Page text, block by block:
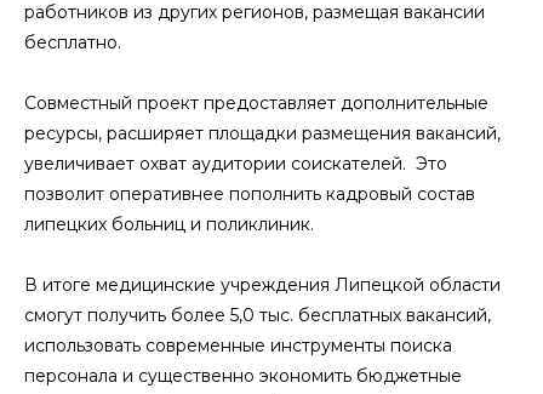
работников из других регионов, размещая вакансии
бесплатно.
Совместный проект предоставляет дополнительные
ресурсы, расширяет площадки размещения вакансий,
увеличивает охват аудитории соискателей. Это
позволит оперативнее пополнить кадровый состав
липецких больниц и поликлиник.
В итоге медицинские учреждения Липецкой области
смогут получить более 5,0 тыс. бесплатных вакансий,
использовать современные инструменты поиска
персонала и существенно экономить бюджетные